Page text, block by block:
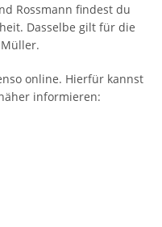
Rossmann findest du
Dasselbe gilt für die
online. Hierfür kannst
informieren: